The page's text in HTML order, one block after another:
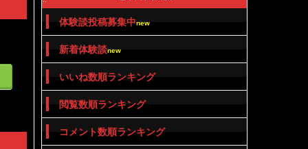
体験談投稿募集中new
新着体験談new
いいね数順ランキング
閲覧数順ランキング
コメント数順ランキング